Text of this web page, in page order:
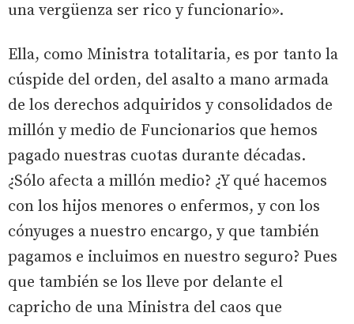
una vergüenza ser rico y funcionario».
Ella, como Ministra totalitaria, es por tanto la
cúspide del orden, del asalto a mano armada
de los derechos adquiridos y consolidados de
millón y medio de Funcionarios que hemos
pagado nuestras cuotas durante décadas.
¿Sólo afecta a millón medio? ¿Y qué hacemos
con los hijos menores o enfermos, y con los
cónyuges a nuestro encargo, y que también
pagamos e incluimos en nuestro seguro? Pues
que también se los lleve por delante el
capricho de una Ministra del caos que